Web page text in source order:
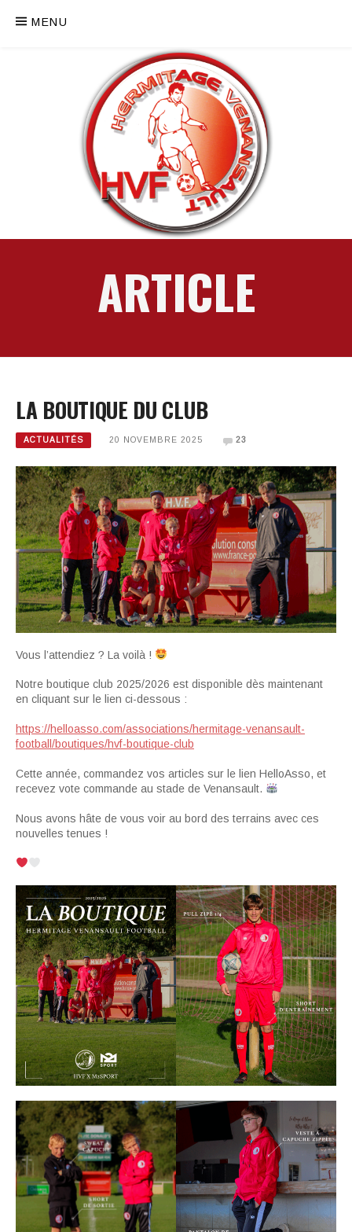
MENU
ARTICLE
LA BOUTIQUE DU CLUB
ACTUALITÉS 20 NOVEMBRE 2025 23
Vous l’attendiez ? La voilà !
Notre boutique club 2025/2026 est disponible dès maintenant
en cliquant sur le lien ci-dessous :
https://helloasso.com/associations/hermitage-venansault-
football/boutiques/hvf-boutique-club
Cette année, commandez vos articles sur le lien HelloAsso, et
recevez vote commande au stade de Venansault.
Nous avons hâte de vous voir au bord des terrains avec ces
nouvelles tenues !